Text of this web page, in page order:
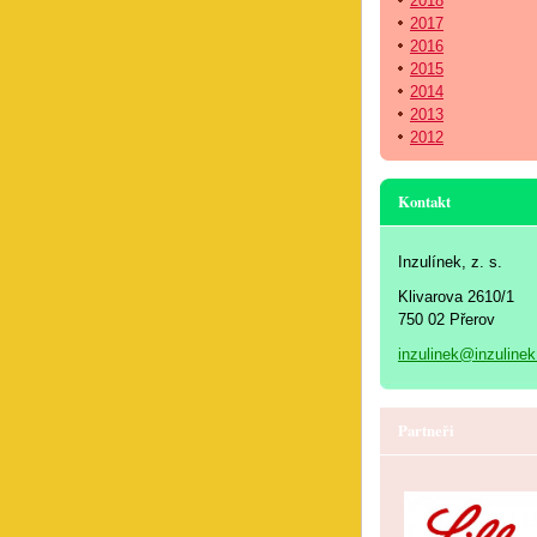
2017
2016
2015
2014
2013
2012
Kontakt
Inzulínek, z. s.
Klivarova 2610/1
750 02 Přerov
Partneři